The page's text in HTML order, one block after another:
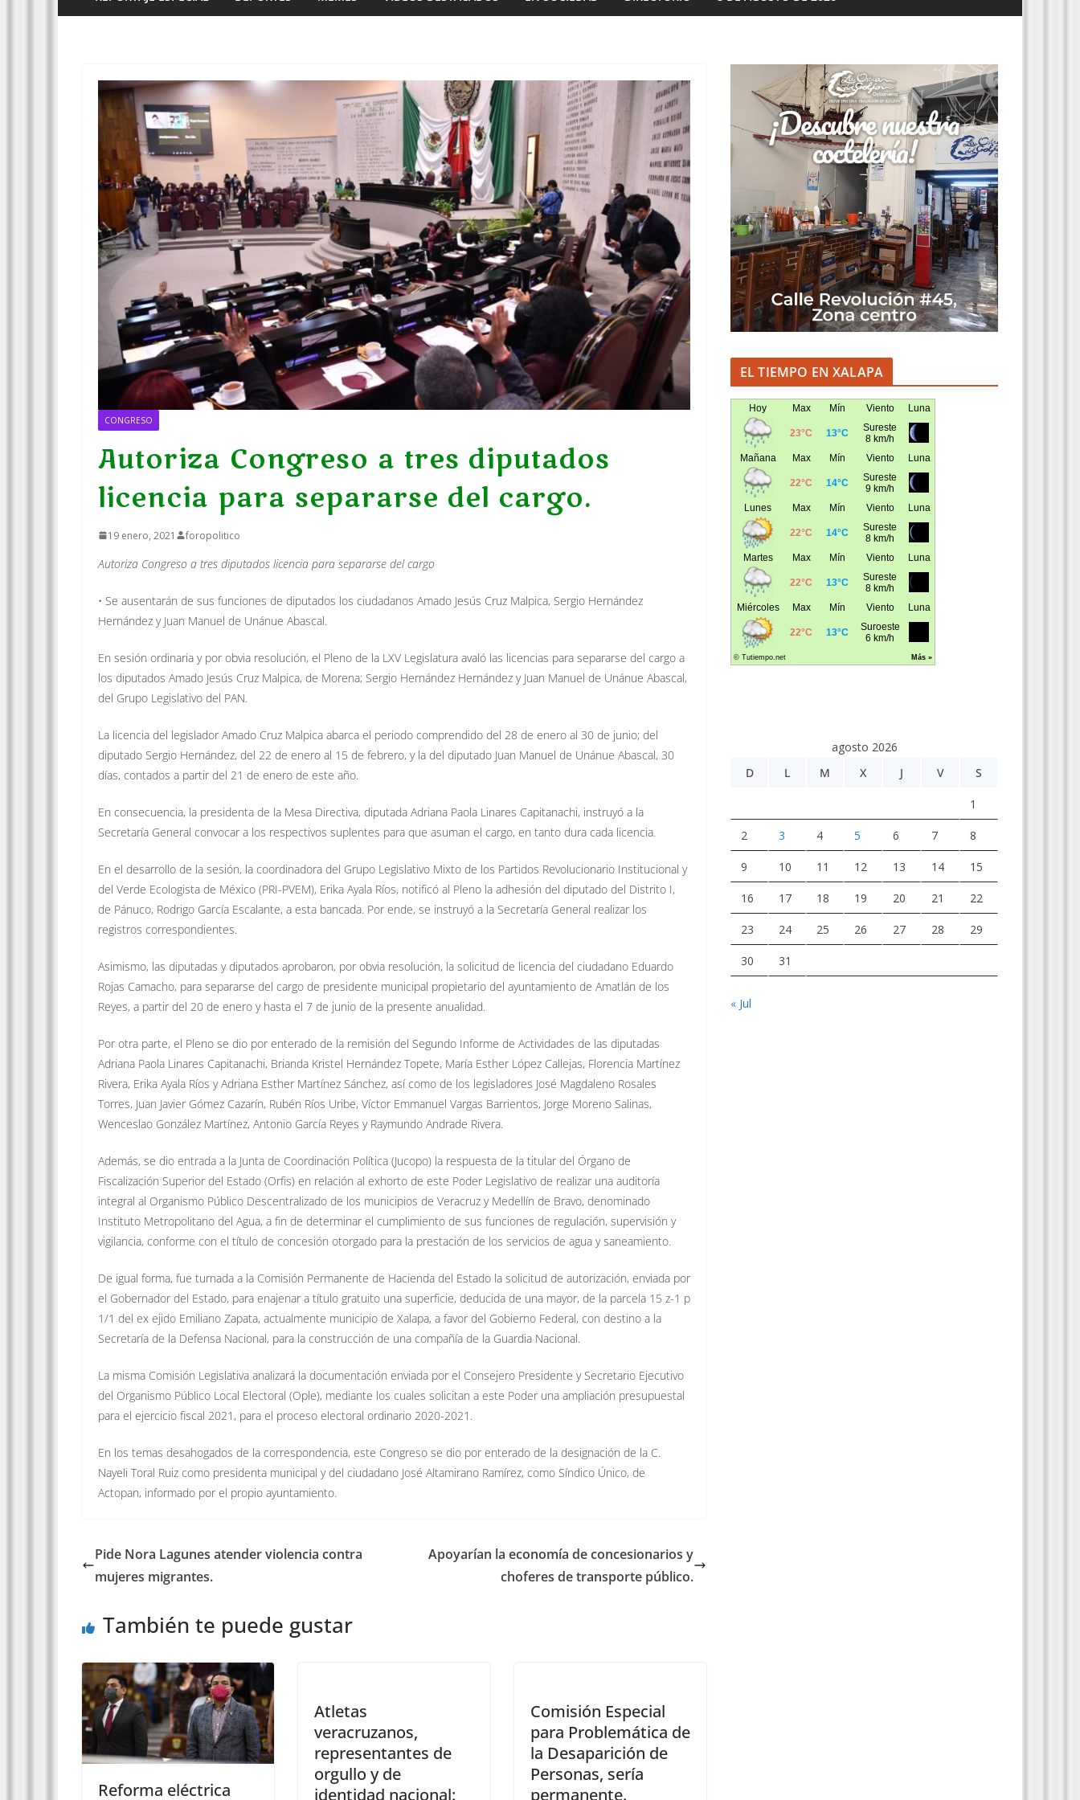
CONGRESO
Autoriza Congreso a tres diputados
licencia para separarse del cargo.
19 enero, 2021 foropolitico
Autoriza Congreso a tres diputados licencia para separarse del cargo
• Se ausentarán de sus funciones de diputados los ciudadanos Amado Jesús Cruz Malpica, Sergio Hernández
Hernández y Juan Manuel de Unánue Abascal.
En sesión ordinaria y por obvia resolución, el Pleno de la LXV Legislatura avaló las licencias para separarse del cargo a
los diputados Amado Jesús Cruz Malpica, de Morena; Sergio Hernández Hernández y Juan Manuel de Unánue Abascal,
del Grupo Legislativo del PAN.
La licencia del legislador Amado Cruz Malpica abarca el periodo comprendido del 28 de enero al 30 de junio; del
diputado Sergio Hernández, del 22 de enero al 15 de febrero, y la del diputado Juan Manuel de Unánue Abascal, 30
días, contados a partir del 21 de enero de este año.
En consecuencia, la presidenta de la Mesa Directiva, diputada Adriana Paola Linares Capitanachi, instruyó a la
Secretaría General convocar a los respectivos suplentes para que asuman el cargo, en tanto dura cada licencia.
En el desarrollo de la sesión, la coordinadora del Grupo Legislativo Mixto de los Partidos Revolucionario Institucional y
del Verde Ecologista de México (PRI-PVEM), Erika Ayala Ríos, notificó al Pleno la adhesión del diputado del Distrito I,
de Pánuco, Rodrigo García Escalante, a esta bancada. Por ende, se instruyó a la Secretaría General realizar los
registros correspondientes.
Asimismo, las diputadas y diputados aprobaron, por obvia resolución, la solicitud de licencia del ciudadano Eduardo
Rojas Camacho, para separarse del cargo de presidente municipal propietario del ayuntamiento de Amatlán de los
Reyes, a partir del 20 de enero y hasta el 7 de junio de la presente anualidad.
Por otra parte, el Pleno se dio por enterado de la remisión del Segundo Informe de Actividades de las diputadas
Adriana Paola Linares Capitanachi, Brianda Kristel Hernández Topete, María Esther López Callejas, Florencia Martínez
Rivera, Erika Ayala Ríos y Adriana Esther Martínez Sánchez, así como de los legisladores José Magdaleno Rosales
Torres, Juan Javier Gómez Cazarín, Rubén Ríos Uribe, Víctor Emmanuel Vargas Barrientos, Jorge Moreno Salinas,
Wenceslao González Martínez, Antonio García Reyes y Raymundo Andrade Rivera.
Además, se dio entrada a la Junta de Coordinación Política (Jucopo) la respuesta de la titular del Órgano de
Fiscalización Superior del Estado (Orfis) en relación al exhorto de este Poder Legislativo de realizar una auditoría
integral al Organismo Público Descentralizado de los municipios de Veracruz y Medellín de Bravo, denominado
Instituto Metropolitano del Agua, a fin de determinar el cumplimiento de sus funciones de regulación, supervisión y
vigilancia, conforme con el título de concesión otorgado para la prestación de los servicios de agua y saneamiento.
De igual forma, fue turnada a la Comisión Permanente de Hacienda del Estado la solicitud de autorización, enviada por
el Gobernador del Estado, para enajenar a título gratuito una superficie, deducida de una mayor, de la parcela 15 z-1 p
1/1 del ex ejido Emiliano Zapata, actualmente municipio de Xalapa, a favor del Gobierno Federal, con destino a la
Secretaría de la Defensa Nacional, para la construcción de una compañía de la Guardia Nacional.
La misma Comisión Legislativa analizará la documentación enviada por el Consejero Presidente y Secretario Ejecutivo
del Organismo Público Local Electoral (Ople), mediante los cuales solicitan a este Poder una ampliación presupuestal
para el ejercicio fiscal 2021, para el proceso electoral ordinario 2020-2021.
En los temas desahogados de la correspondencia, este Congreso se dio por enterado de la designación de la C.
Nayeli Toral Ruiz como presidenta municipal y del ciudadano José Altamirano Ramírez, como Síndico Único, de
Actopan, informado por el propio ayuntamiento.
Pide Nora Lagunes atender violencia contra
mujeres migrantes.
Apoyarían la economía de concesionarios y
choferes de transporte público.
También te puede gustar
Reforma eléctrica
Atletas
veracruzanos,
representantes de
orgullo y de
identidad nacional:
Comisión Especial
para Problemática de
la Desaparición de
Personas, sería
permanente.
EL TIEMPO EN XALAPA
agosto 2026
D
L M X J V S
1
2 3 4 5 6 7 8
9 10 11 12 13 14 15
16 17 18 19 20 21 22
23 24 25 26 27 28 29
30 31
« Jul